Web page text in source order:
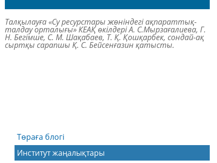
Талқылауға «Су ресурстары жөніндегі ақпараттық-
талдау орталығы» КЕАҚ өкілдері А. С.Мырзағалиева, Г.
Н. Бегімше, С. М. Шақабаев, Т. Қ. Қошқарбек, сондай-ақ
сыртқы сарапшы Қ. С. Бейсенғазин қатысты.
Төраға блогі
Институт жаңалықтары